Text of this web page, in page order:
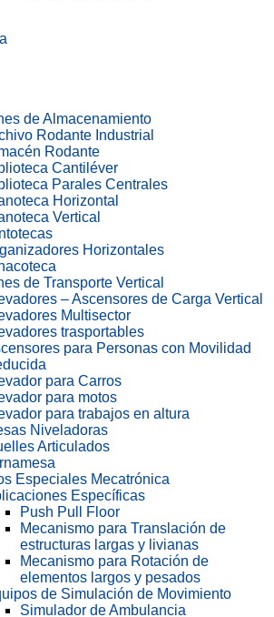
de Almacenamiento
Rodante Industrial
Rodante
Cantiléver
Parales Centrales
Horizontal
Vertical
Horizontales
de Transporte Vertical
– Ascensores de Carga Vertical
Multisector
trasportables
para Personas con Movilidad
para Carros
para motos
para trabajos en altura
Niveladoras
Articulados
Especiales Mecatrónica
Específicas
Push Pull Floor
Mecanismo para Translación de
estructuras largas y livianas
Mecanismo para Rotación de
elementos largos y pesados
de Simulación de Movimiento
Simulador de Ambulancia